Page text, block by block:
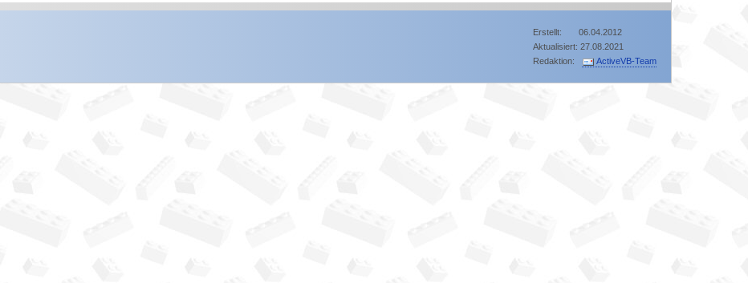
Erstellt: 06.04.2012
Aktualisiert: 27.08.2021
Redaktion:
ActiveVB-Team